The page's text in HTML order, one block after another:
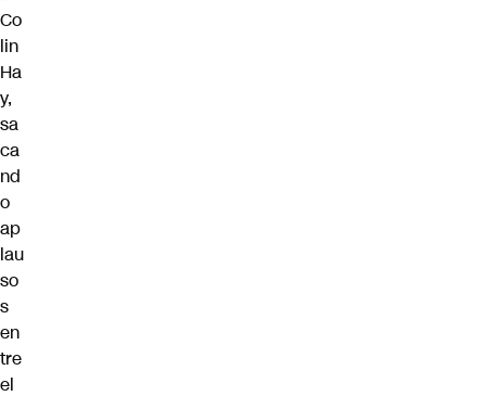
Co
lin
Ha
y,
sa
ca
nd
o
ap
lau
so
s
en
tre
el